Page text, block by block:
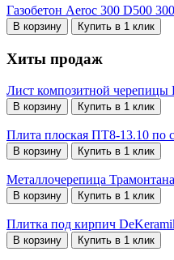
Газобетон Aeroc 300 D500
В корзину Купить в 1 клик
Хиты продаж
Лист композитной черепицы
В корзину Купить в 1 клик
Плита плоская ПТ8-13.10 по
В корзину Купить в 1 клик
Металлочерепица
В корзину Купить в 1 клик
Плитка под кирпич
В корзину Купить в 1 клик